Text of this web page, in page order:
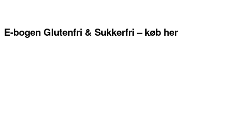
E-bogen Glutenfri & Sukkerfri – køb her